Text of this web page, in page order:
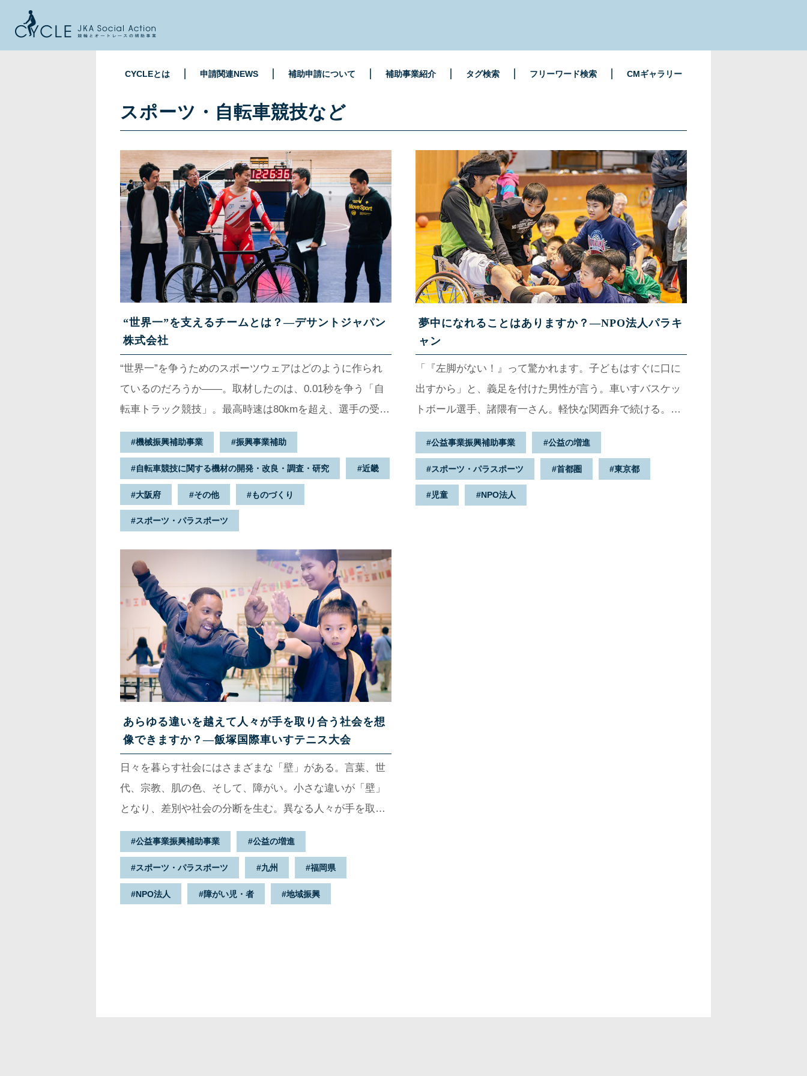
CYCLEとは 申請関連NEWS 補助申請について 補助事業紹介 タグ検索 フリーワード検索 CMギャラリー
スポーツ・自転車競技など
“世界一”を支えるチームとは？—デサントジャパン
株式会社
“世界一”を争うためのスポーツウェアはどのように作られ
ているのだろうか——。取材したのは、0.01秒を争う「自
転車トラック競技」。最高時速は80kmを超え、選手の受け
る風圧はとてつもなく大きい。空気抵抗を減らすウェアの
性能が勝敗を分けるとも言われ、各メーカーが開発競争に
しのぎを削っている。東京五輪のメダル獲得に向け、日本
選手団のウェアを開発してきたのが、スポーツウェアメー
カーの株式会社デサントと関連会社デサントジャパン株式
会社。0.01秒を縮めるべく「風を受け流すウェア」を生み
出した、開発チームの4人を追った。
機械振興補助事業 振興事業補助
自転車競技に関する機材の開発・改良・調査・研究 近畿
大阪府 その他 ものづくり
スポーツ・パラスポーツ
夢中になれることはありますか？—NPO法人パラキ
ャン
「『左脚がない！』って驚かれます。子どもはすぐに口に
出すから」と、義足を付けた男性が言う。車いすバスケッ
トボール選手、諸隈有一さん。軽快な関西弁で続ける。
「でも、“授業”が終われば変わる。『クマちゃん、クマち
ゃん』と慕ってくれる。〝障がい〟ではなくて、〝僕〟を
見てくれるようになるんです」——。
公益事業振興補助事業 公益の増進
スポーツ・パラスポーツ 首都圏 東京都
児童 NPO法人
あらゆる違いを越えて人々が手を取り合う社会を想
像できますか？—飯塚国際車いすテニス大会
日々を暮らす社会にはさまざまな「壁」がある。言葉、世
代、宗教、肌の色、そして、障がい。小さな違いが「壁」
となり、差別や社会の分断を生む。異なる人々が手を取り
合う——そんな社会があるとしたら、どんな姿をしている
のだろうか。
公益事業振興補助事業 公益の増進
スポーツ・パラスポーツ 九州 福岡県
NPO法人 障がい児・者 地域振興